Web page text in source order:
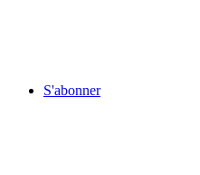
S'abonner